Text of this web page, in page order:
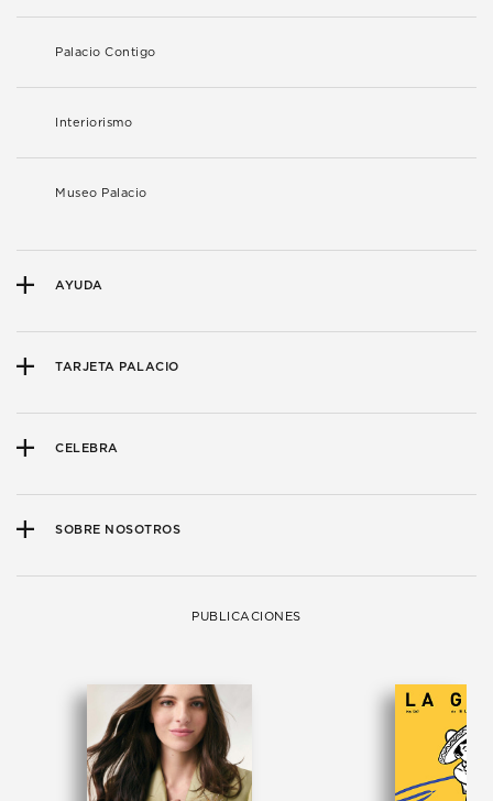
Palacio Contigo
Interiorismo
Museo Palacio
AYUDA
TARJETA PALACIO
CELEBRA
SOBRE NOSOTROS
PUBLICACIONES